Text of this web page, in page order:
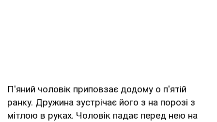
П'яний чоловік приповзає додому о п'ятій
ранку. Дружина зустрічає його з на порозі з
мітлою в руках. Чоловік падає перед нею на